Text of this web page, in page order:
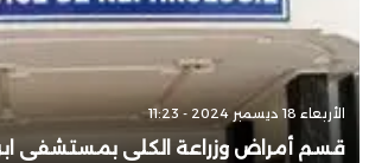
الأربعاء 18 ديسمبر 2024 - 11:23
قسم أمراض وزراعة الكلى بمستشفى